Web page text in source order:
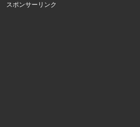
スポンサーリンク